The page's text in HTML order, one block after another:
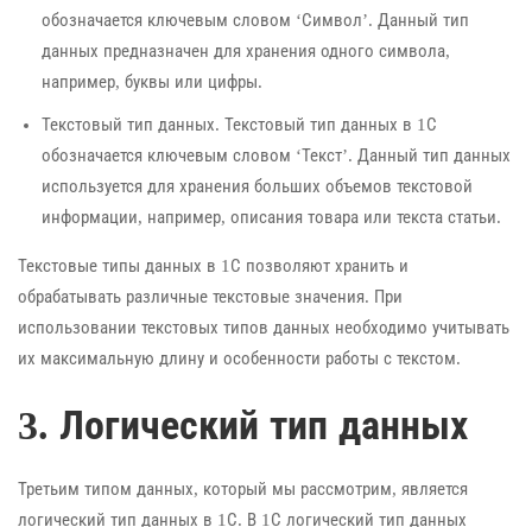
обозначается ключевым словом ‘Символ’. Данный тип
данных предназначен для хранения одного символа,
например, буквы или цифры.
Текстовый тип данных. Текстовый тип данных в 1С
обозначается ключевым словом ‘Текст’. Данный тип данных
используется для хранения больших объемов текстовой
информации, например, описания товара или текста статьи.
Текстовые типы данных в 1С позволяют хранить и
обрабатывать различные текстовые значения. При
использовании текстовых типов данных необходимо учитывать
их максимальную длину и особенности работы с текстом.
3. Логический тип данных
Третьим типом данных, который мы рассмотрим, является
логический тип данных в 1С. В 1С логический тип данных